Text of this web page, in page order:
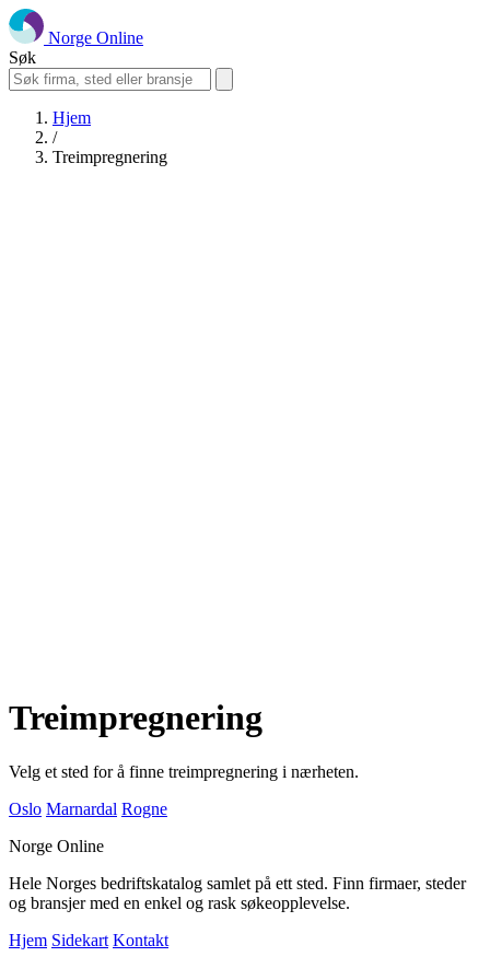
Norge Online
Søk
Hjem
/
Treimpregnering
Treimpregnering
Velg et sted for å finne treimpregnering i nærheten.
Oslo Marnardal Rogne
Norge Online
Hele Norges bedriftskatalog samlet på ett sted. Finn firmaer, steder
og bransjer med en enkel og rask søkeopplevelse.
Hjem Sidekart Kontakt